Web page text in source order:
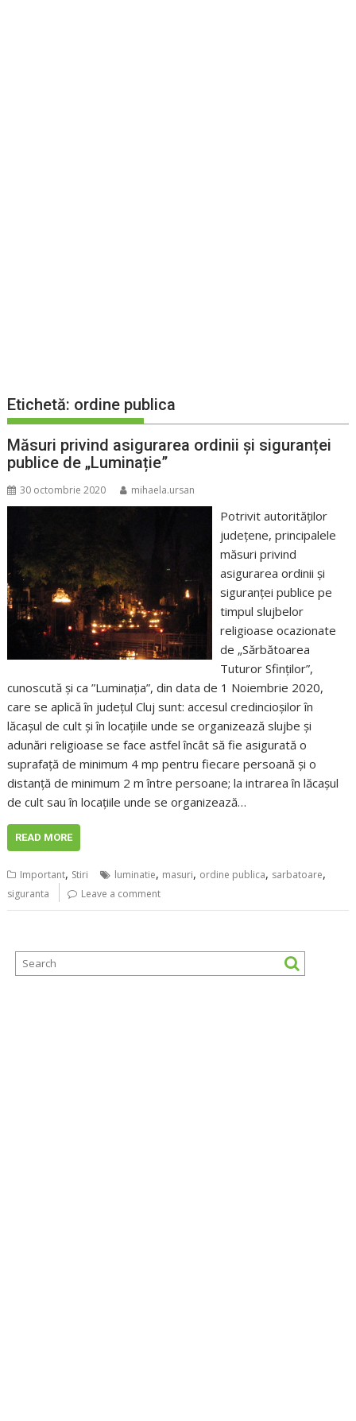
Etichetă: ordine publica
Măsuri privind asigurarea ordinii și siguranței
publice de „Luminație”
30 octombrie 2020 mihaela.ursan
Potrivit autorităților
județene, principalele
măsuri privind
asigurarea ordinii și
siguranței publice pe
timpul slujbelor
religioase ocazionate
de „Sărbătoarea
Tuturor Sfinților”,
cunoscută și ca ”Luminația”, din data de 1 Noiembrie 2020,
care se aplică în județul Cluj sunt: accesul credincioşilor în
lăcaşul de cult şi în locaţiile unde se organizează slujbe şi
adunări religioase se face astfel încât să fie asigurată o
suprafaţă de minimum 4 mp pentru fiecare persoană şi o
distanţă de minimum 2 m între persoane; la intrarea în lăcaşul
de cult sau în locaţiile unde se organizează…
READ MORE
Important, Stiri luminatie, masuri, ordine publica, sarbatoare,
siguranta Leave a comment